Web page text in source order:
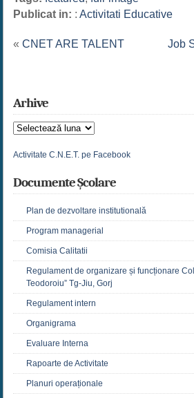
Publicat in: : Activitati Educative
« CNET ARE TALENT Job
Arhive
Arhive
Activitate C.N.E.T. pe Facebook
Documente Școlare
Plan de dezvoltare institutională
Program managerial
Comisia Calitatii
Regulament de organizare și funcționare
Teodoroiu” Tg-Jiu, Gorj
Regulament intern
Organigrama
Evaluare Interna
Rapoarte de Activitate
Planuri operaționale